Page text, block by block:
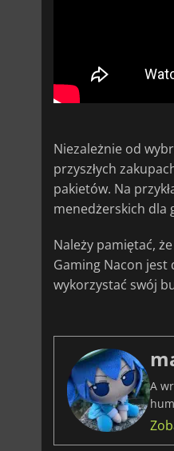
Niezależnie od
przyszłych
pakietów. Na
menedżerskich dla
Należy pamiętać,
Gaming Nacon jest
wykorzystać swój
A